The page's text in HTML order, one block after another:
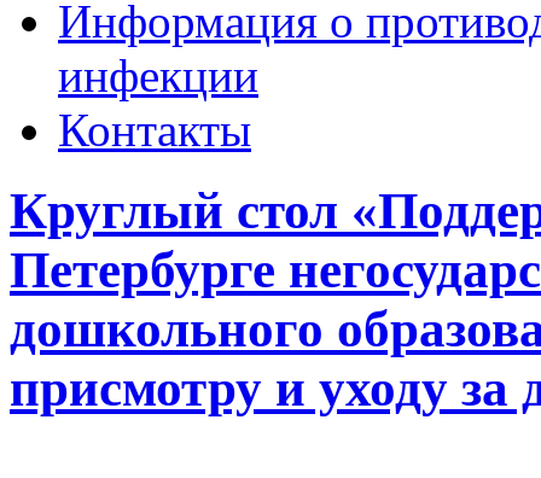
Информация о
инфекции
Контакты
Круглый стол
Петербурге
дошкольного
присмотру и уходу за